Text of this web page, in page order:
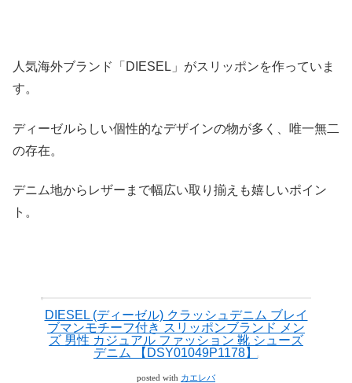
人気海外ブランド「DIESEL」がスリッポンを作っていま
す。
ディーゼルらしい個性的なデザインの物が多く、唯一無二
の存在。
デニム地からレザーまで幅広い取り揃えも嬉しいポイン
ト。
DIESEL (ディーゼル) クラッシュデニム ブレイ
ブマンモチーフ付き スリッポンブランド メン
ズ 男性 カジュアル ファッション 靴 シューズ
デニム 【DSY01049P1178】
posted with カエレバ